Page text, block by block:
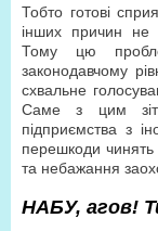
Тобто готові
інших причин не
Тому цю
законодавчому
схвальне
Саме з цим
підприємства з
перешкоди
та небажання
НАБУ, агов!